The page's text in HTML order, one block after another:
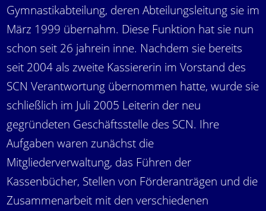
Gymnastikabteilung, deren Abteilungsleitung sie im
März 1999 übernahm. Diese Funktion hat sie nun
schon seit 26 jahrein inne. Nachdem sie bereits
seit 2004 als zweite Kassiererin im Vorstand des
SCN Verantwortung übernommen hatte, wurde sie
schließlich im Juli 2005 Leiterin der neu
gegründeten Geschäftsstelle des SCN. Ihre
Aufgaben waren zunächst die
Mitgliederverwaltung, das Führen der
Kassenbücher, Stellen von Förderanträgen und die
Zusammenarbeit mit den verschiedenen